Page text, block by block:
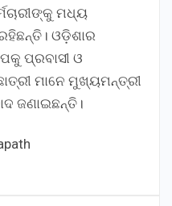
ମଧ୍ୟ
ଓଡ଼ିଶାର
ପ୍ରବାସୀ ଓ
ମାନେ ମୁଖ୍ୟମନ୍ତ୍ରୀ
ଜଣାଇଛନ୍ତି।